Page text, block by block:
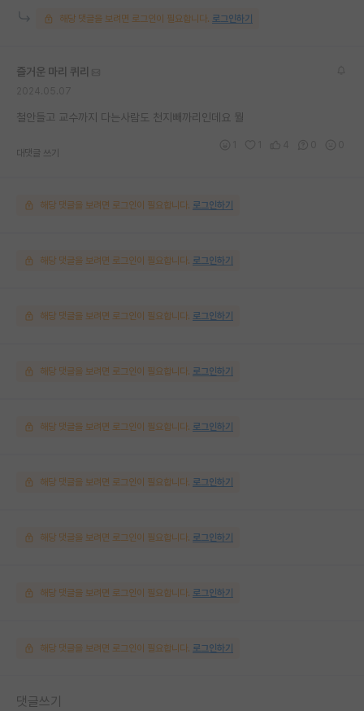
해당 댓글을 보려면 로그인이 필요합니다. 로그인하기
즐거운 마리 퀴리
철안들고 교수까지 다는사람도 천지빼까리인데요 뭘
대댓글 쓰기
해당 댓글을 보려면 로그인이 필요합니다. 로그인하기
해당 댓글을 보려면 로그인이 필요합니다. 로그인하기
해당 댓글을 보려면 로그인이 필요합니다. 로그인하기
해당 댓글을 보려면 로그인이 필요합니다. 로그인하기
해당 댓글을 보려면 로그인이 필요합니다. 로그인하기
해당 댓글을 보려면 로그인이 필요합니다. 로그인하기
해당 댓글을 보려면 로그인이 필요합니다. 로그인하기
해당 댓글을 보려면 로그인이 필요합니다. 로그인하기
해당 댓글을 보려면 로그인이 필요합니다. 로그인하기
댓글쓰기